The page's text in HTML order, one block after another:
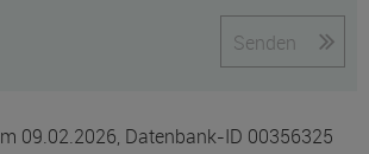
Senden
09.02.2026, Datenbank-ID 00356325